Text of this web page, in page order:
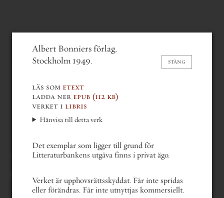
STÄNG
Albert Bonniers förlag,
Stockholm 1949.
läs som etext
ladda ner epub (112 kb)
verket i libris
Hänvisa till detta verk
Det exemplar som ligger till grund för
Litteraturbankens utgåva finns i privat ägo.
Verket är upphovsrättsskyddat. Får inte spridas
eller förändras. Får inte utnyttjas kommersiellt.
Snölegend (1949)
gå bakåt en del
gå till sista sidan
gå till sida . . .3 av 70